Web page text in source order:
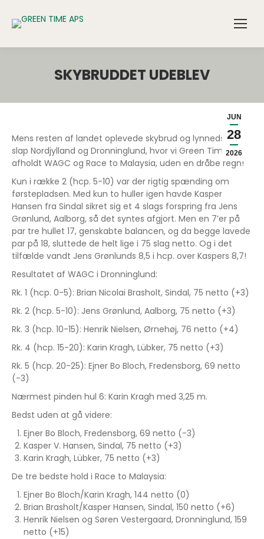
SKYBRUDDET UDEBLEV
JUN
28
2026
Mens resten af landet oplevede skybrud og lynnedslag,
slap Nordjylland og Dronninglund, hvor vi Green Time
afholdt WAGC og Race to Malaysia, uden en dråbe regn!
Kun i række 2 (hcp. 5-10) var der rigtig spænding om
førstepladsen. Med kun to huller igen havde Kasper
Hansen fra Sindal sikret sig et 4 slags forspring fra Jens
Grønlund, Aalborg, så det syntes afgjort. Men en 7’er på
par tre hullet 17, genskabte balancen, og da begge lavede
par på 18, sluttede de helt lige i 75 slag netto. Og i det
tilfælde vandt Jens Grønlunds 8,5 i hcp. over Kaspers 8,7!
Resultatet af WAGC i Dronninglund:
Rk. 1 (hcp. 0-5): Brian Nicolai Brasholt, Sindal, 75 netto (+3)
Rk. 2 (hcp. 5-10): Jens Grønlund, Aalborg, 75 netto (+3)
Rk. 3 (hcp. 10-15): Henrik Nielsen, Ørnehøj, 76 netto (+4)
Rk. 4 (hcp. 15-20): Karin Kragh, Lübker, 75 netto (+3)
Rk. 5 (hcp. 20-25): Ejner Bo Bloch, Fredensborg, 69 netto
(-3)
Nærmest pinden hul 6: Karin Kragh med 3,25 m.
Bedst uden at gå videre:
Ejner Bo Bloch, Fredensborg, 69 netto (-3)
Kasper V. Hansen, Sindal, 75 netto (+3)
Karin Kragh, Lübker, 75 netto (+3)
De tre bedste hold i Race to Malaysia:
Ejner Bo Bloch/Karin Kragh, 144 netto (0)
Brian Brasholt/Kasper Hansen, Sindal, 150 netto (+6)
Henrik Nielsen og Søren Vestergaard, Dronninglund, 159
netto (+15)